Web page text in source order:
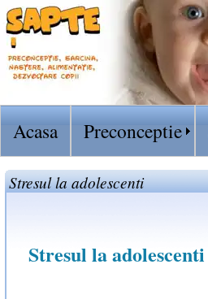
Acasa Preconceptie
Stresul la adolescenti
Stresul la adolescenti